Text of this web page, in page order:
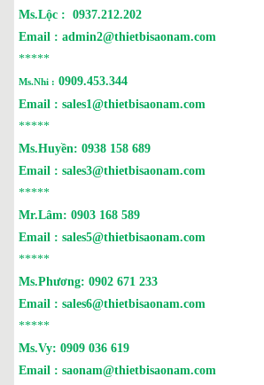
Ms.Lộc : 0937.212.202
Email : admin2@thietbisaonam.com
*****
Ms.Nhi : 0909.453.344
Email : sales1@thietbisaonam.com
*****
Ms.Huyền: 0938 158 689
Email : sales3@thietbisaonam.com
*****
Mr.Lâm: 0903 168 589
Email : sales5@thietbisaonam.com
*****
Ms.Phương: 0902 671 233
Email : sales6@thietbisaonam.com
*****
Ms.Vy: 0909 036 619
Email : saonam@thietbisaonam.com